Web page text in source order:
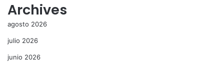
Archives
agosto 2026
julio 2026
junio 2026